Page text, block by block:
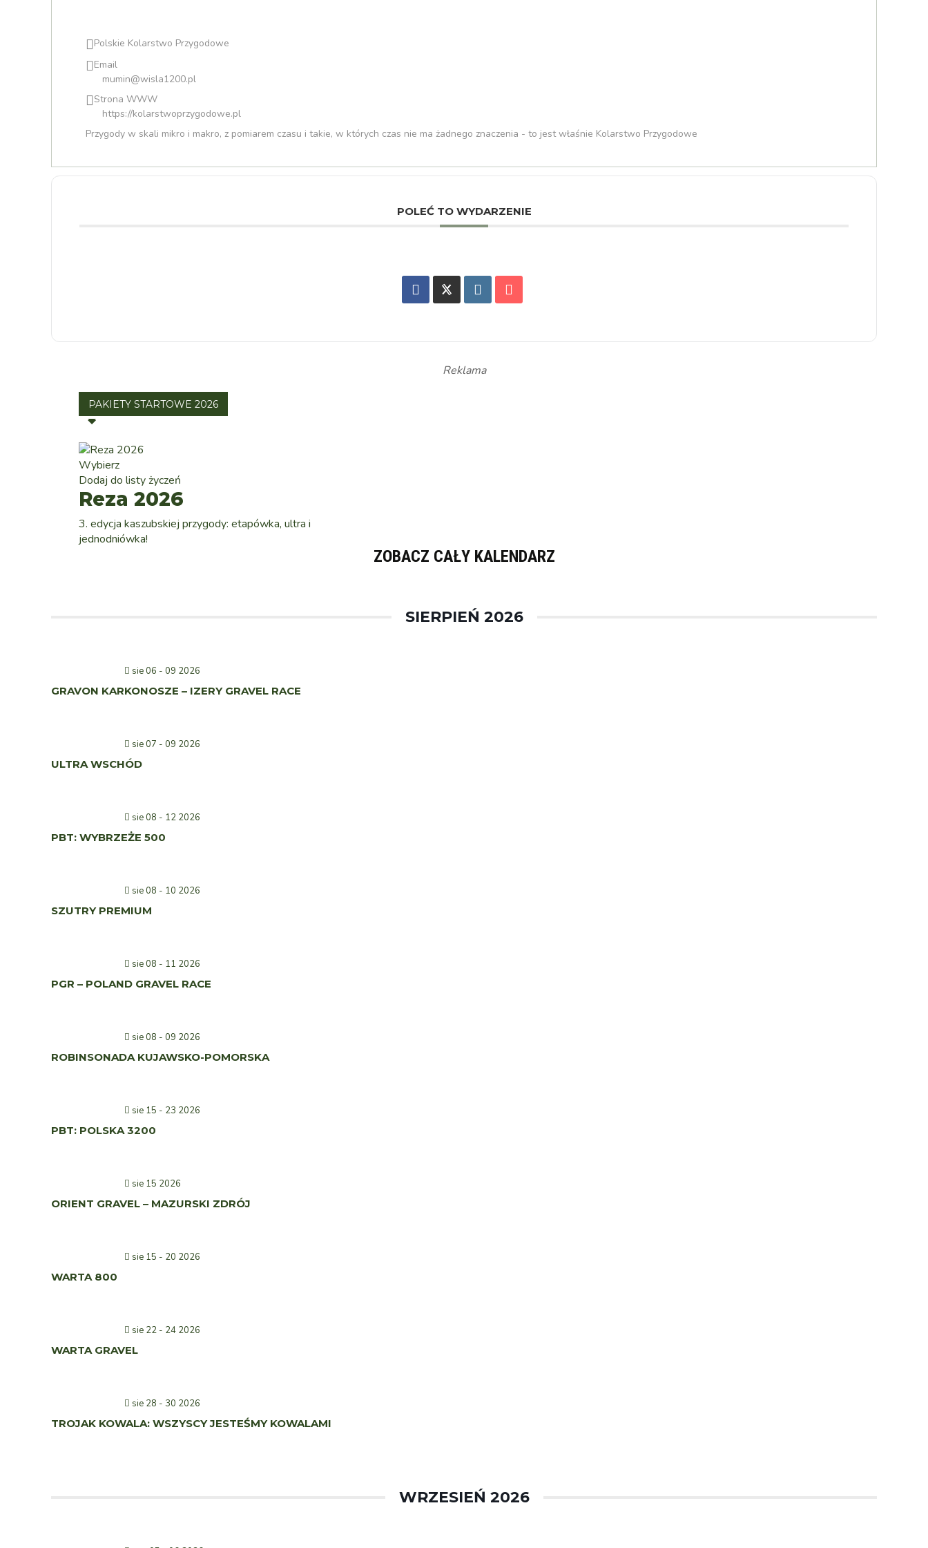
Polskie Kolarstwo Przygodowe
Email
mumin@wisla1200.pl
Strona WWW
https://kolarstwoprzygodowe.pl
Przygody w skali mikro i makro, z pomiarem czasu i takie, w których czas nie ma żadnego znaczenia - to jest właśnie Kolarstwo Przygodowe
POLEĆ TO WYDARZENIE
Reklama
PAKIETY STARTOWE 2026
Wybierz
Dodaj do listy życzeń
Reza 2026
3. edycja kaszubskiej przygody: etapówka, ultra i
jednodniówka!
ZOBACZ CAŁY KALENDARZ
SIERPIEŃ 2026
sie 06 - 09 2026
GRAVON KARKONOSZE – IZERY GRAVEL RACE
sie 07 - 09 2026
ULTRA WSCHÓD
sie 08 - 12 2026
PBT: WYBRZEŻE 500
sie 08 - 10 2026
SZUTRY PREMIUM
sie 08 - 11 2026
PGR – POLAND GRAVEL RACE
sie 08 - 09 2026
ROBINSONADA KUJAWSKO-POMORSKA
sie 15 - 23 2026
PBT: POLSKA 3200
sie 15 2026
ORIENT GRAVEL – MAZURSKI ZDRÓJ
sie 15 - 20 2026
WARTA 800
sie 22 - 24 2026
WARTA GRAVEL
sie 28 - 30 2026
TROJAK KOWALA: WSZYSCY JESTEŚMY KOWALAMI
WRZESIEŃ 2026